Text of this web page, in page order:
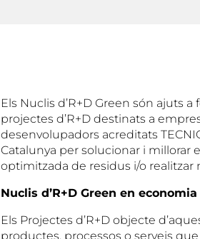
Els Nuclis d’R+D Green són ajuts
projectes d’R+D destinats a
desenvolupadors acreditats
Catalunya per solucionar i millorar
optimitzada de residus i/o realitzar
Nuclis d’R+D Green en
Els Projectes d’R+D objecte
productes, processos o serveis